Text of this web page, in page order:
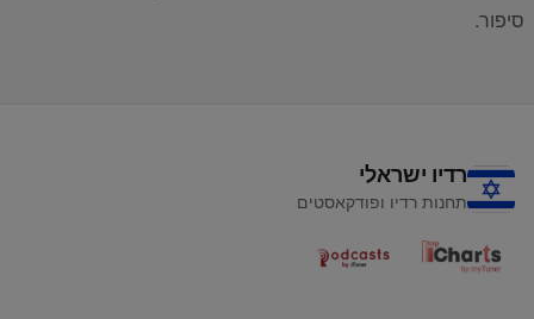
סיפור.
רדיו ישראלי
תחנות רדיו ופודקאסטים